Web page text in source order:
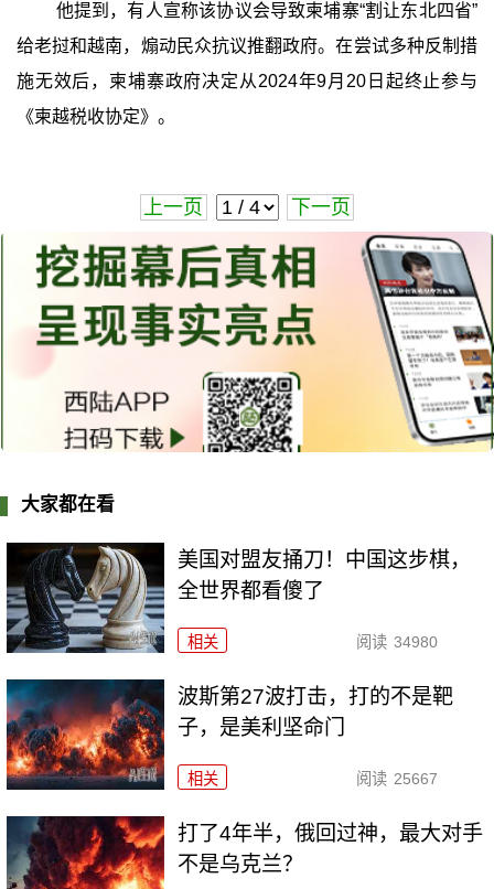
他提到，有人宣称该协议会导致柬埔寨“割让东北四省”
给老挝和越南，煽动民众抗议推翻政府。在尝试多种反制措
施无效后，柬埔寨政府决定从2024年9月20日起终止参与
《柬越税收协定》。
上一页 下一页
大家都在看
美国对盟友捅刀！中国这步棋，
全世界都看傻了
相关 阅读 34980
波斯第27波打击，打的不是靶
子，是美利坚命门
相关 阅读 25667
打了4年半，俄回过神，最大对手
不是乌克兰？